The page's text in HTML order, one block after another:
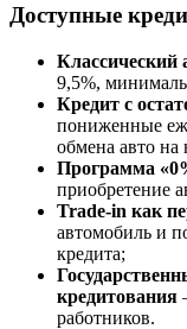
Доступные
Классический
9,5%,
Кредит с
пониженные
обмена авто на
Программа
приобретение
Trade-in как
автомобиль и
кредита;
кредитования
работников.